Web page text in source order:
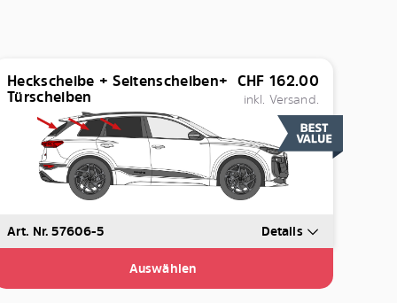
Heckscheibe + Seitenscheiben+
Türscheiben
CHF 162.00
inkl. Versand.
Art. Nr. 57606-5 Details
Auswählen